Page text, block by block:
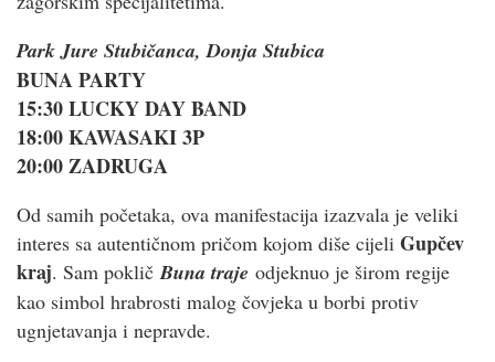
Park Jure Stubičanca, Donja Stubica
BUNA PARTY
15:30LUCKY DAY BAND
18:00 KAWASAKI 3P
20:00 ZADRUGA
Od samih početaka, ova manifestacija izazvala je veliki
interes sa autentičnom pričom kojom diše cijeli Gupčev
kraj. Sam poklič Buna traje odjeknuo je širom regije
kao simbol hrabrosti malog čovjeka u borbi protiv
ugnjetavanja i nepravde.